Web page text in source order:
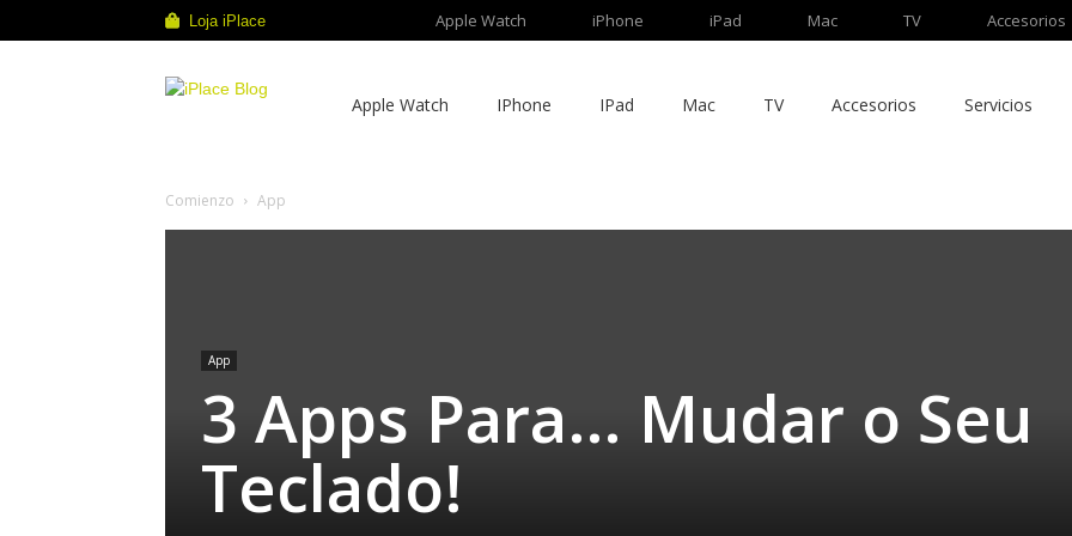
Loja iPlace Apple Watch iPhone iPad Mac TV Accesorios
Apple Watch IPhone IPad Mac TV Accesorios Servicios
Comienzo App
App
3 Apps Para… Mudar o Seu
Teclado!